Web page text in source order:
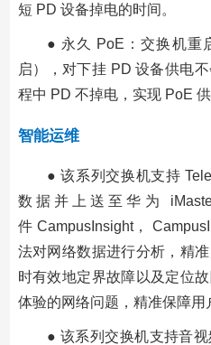
短 PD 设备掉电的时间。
● 永久 PoE：交换机重
启），对下挂 PD 设备供电
程中 PD 不掉电，实现 PoE 供
智能运维
● 该系列交换机支持
数据并上送至华为
件 CampusInsight，
法对网络数据进行分析，精
时有效地定界故障以及定位
体验的网络问题，精准保障用
● 该系列交换机支持音